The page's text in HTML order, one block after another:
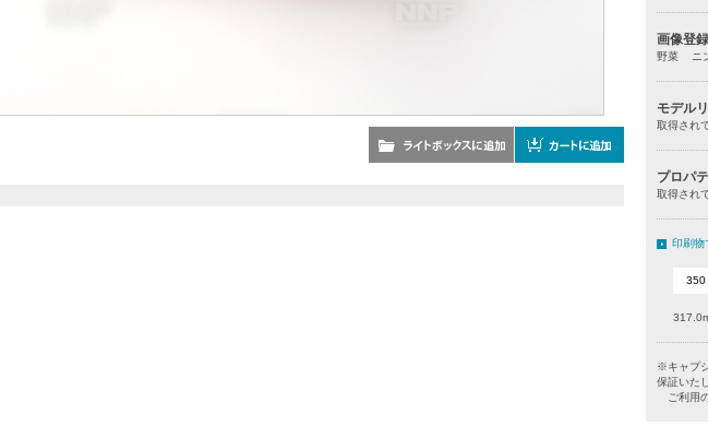
画像登
野菜 ニ
モデル
取得され
プロパ
取得され
印刷物
※キャプ
保証いた
ご利用